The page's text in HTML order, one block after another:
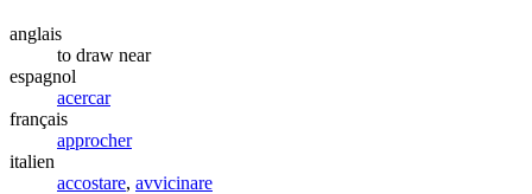
anglais
to draw near
espagnol
acercar
français
approcher
italien
accostare, avvicinare